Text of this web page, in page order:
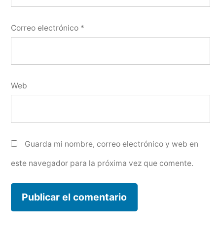
Correo electrónico *
Web
Guarda mi nombre, correo electrónico y web en
este navegador para la próxima vez que comente.